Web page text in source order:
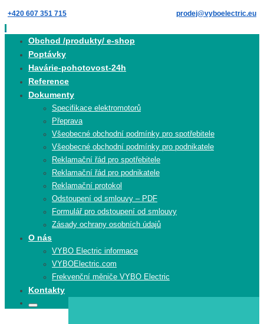
Skip
to
content
+420 607 351 715 prodej@vyboelectric.eu
Obchod /produkty/ e-shop
Poptávky
Havárie-pohotovost-24h
Reference
Dokumenty
Specifikace elektromotorů
Přeprava
Všeobecné obchodní podmínky pro spotřebitele
Všeobecné obchodní podmínky pro podnikatele
Reklamační řád pro spotřebitele
Reklamační řád pro podnikatele
Reklamační protokol
Odstoupení od smlouvy – PDF
Formulář pro odstoupení od smlouvy
Zásady ochrany osobních údajů
O nás
VYBO Electric informace
VYBOElectric.com
Frekvenční měniče VYBO Electric
Kontakty
Search
Search